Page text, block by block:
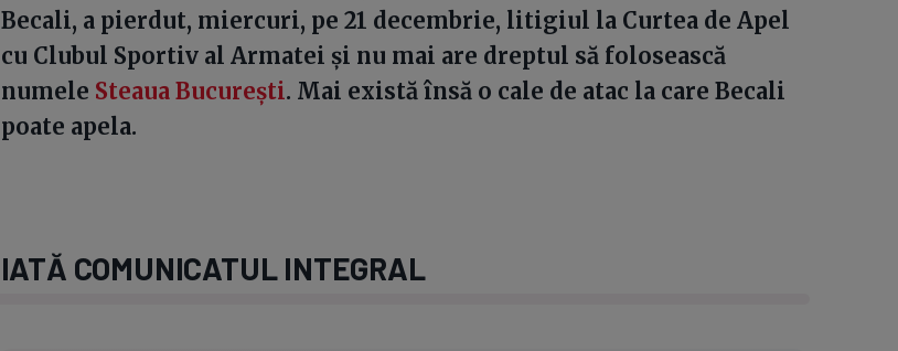
Becali, a pierdut, miercuri, pe 21 decembrie, litigiul la Curtea de Apel
cu Clubul Sportiv al Armatei şi nu mai are dreptul să folosească
numele Steaua Bucureşti. Mai există însă o cale de atac la care Becali
poate apela.
IATĂ COMUNICATUL INTEGRAL